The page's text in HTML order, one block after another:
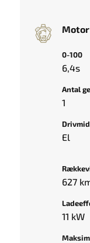
0-100
6,4s
Antal
1
El
627
11 kW